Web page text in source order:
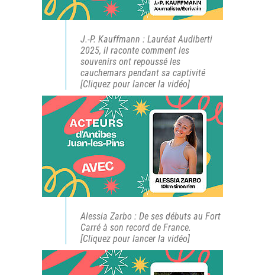
J.-P. Kauffmann : Lauréat Audiberti
2025, il raconte comment les
souvenirs ont repoussé les
cauchemars pendant sa captivité
[Cliquez pour lancer la vidéo]
Alessia Zarbo : De ses débuts au Fort
Carré à son record de France.
[Cliquez pour lancer la vidéo]